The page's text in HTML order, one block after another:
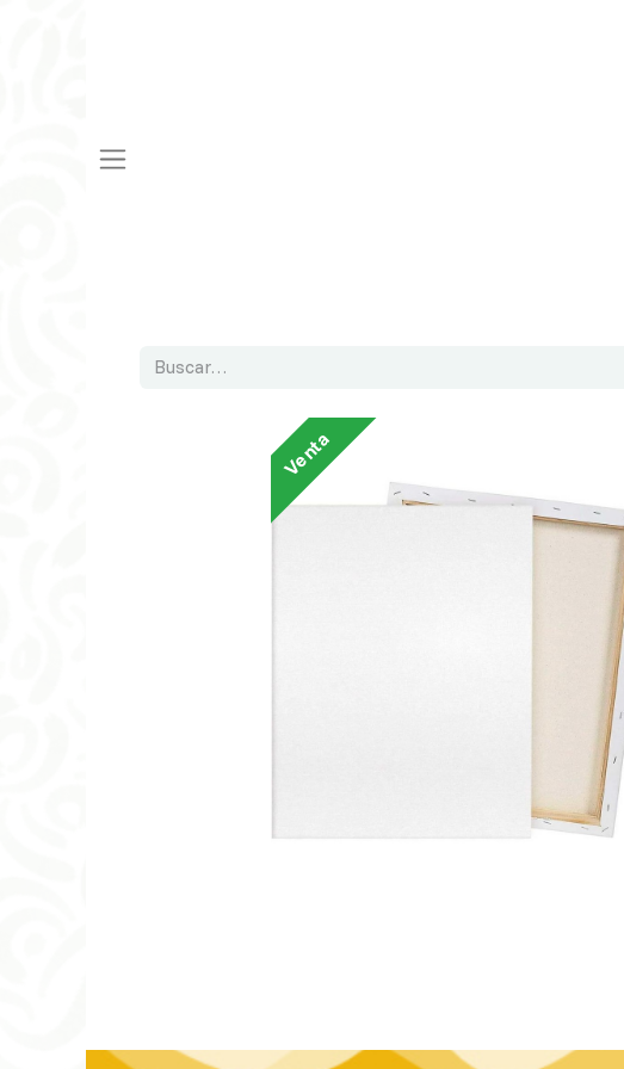
Venta